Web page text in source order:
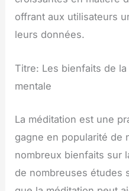
offrant aux utilisateurs
leurs données.
Titre: Les bienfaits de
mentale
La méditation est une
gagne en popularité de
nombreux bienfaits sur
de nombreuses études